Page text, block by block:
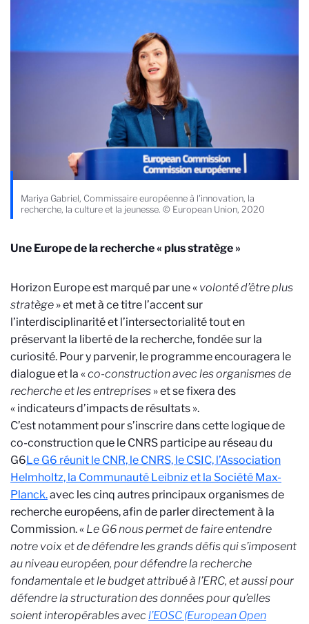
Mariya Gabriel, Commissaire européenne à l'innovation, la
recherche, la culture et la jeunesse. © European Union, 2020
Une Europe de la recherche « plus stratège »
Horizon Europe est marqué par une « volonté d’être plus
stratège » et met à ce titre l’accent sur
l’interdisciplinarité et l’intersectorialité tout en
préservant la liberté de la recherche, fondée sur la
curiosité. Pour y parvenir, le programme encouragera le
dialogue et la «co-construction avec les organismes de
recherche et les entreprises » et se fixera des
« indicateurs d’impacts de résultats ».
C’est notamment pour s’inscrire dans cette logique de
co-construction que le CNRS participe au réseau du
G6Le G6 réunit le CNR, le CNRS, le CSIC, l’Association
Helmholtz, la Communauté Leibniz et la Société Max-
Planck.avec les cinq autres principaux organismes de
recherche européens, afin de parler directement à la
Commission. « Le G6 nous permet de faire entendre
notre voix et de défendre les grands défis qui s’imposent
au niveau européen, pour défendre la recherche
fondamentale et le budget attribué à l’ERC, et aussi pour
défendre la structuration des données pour qu’elles
soient interopérables avecl’EOSC (European Open